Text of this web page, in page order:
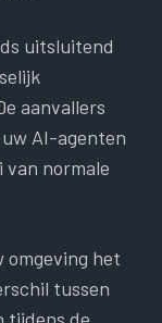
uitsluitend
aanvallers
AI-agenten
normale
omgeving het
tussen